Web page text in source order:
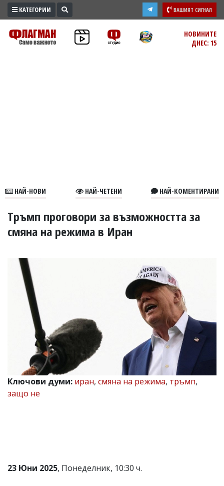
ПРОМО
ЗОНА
В
УКРАЙНА
РАЗСЛЕДВАНЕ
БИЗНЕС
Управители:
v.vasilev@flagman.bg
Касабова,
еmail:k.kassabova@flagman.bg
Главен
под
КАТЕГОРИИ ВАШИЯТ СИГНАЛ
НОВИНИТЕ
ДНЕС: 15
НАЙ-НОВИ НАЙ-ЧЕТЕНИ НАЙ-КОМЕНТИРАНИ
Тръмп проговори за възможността за
смяна на режима в Иран
Ключови думи: иран, смяна на режима, тръмп,
защо не
23 Юни 2025, Понеделник, 10:30 ч.